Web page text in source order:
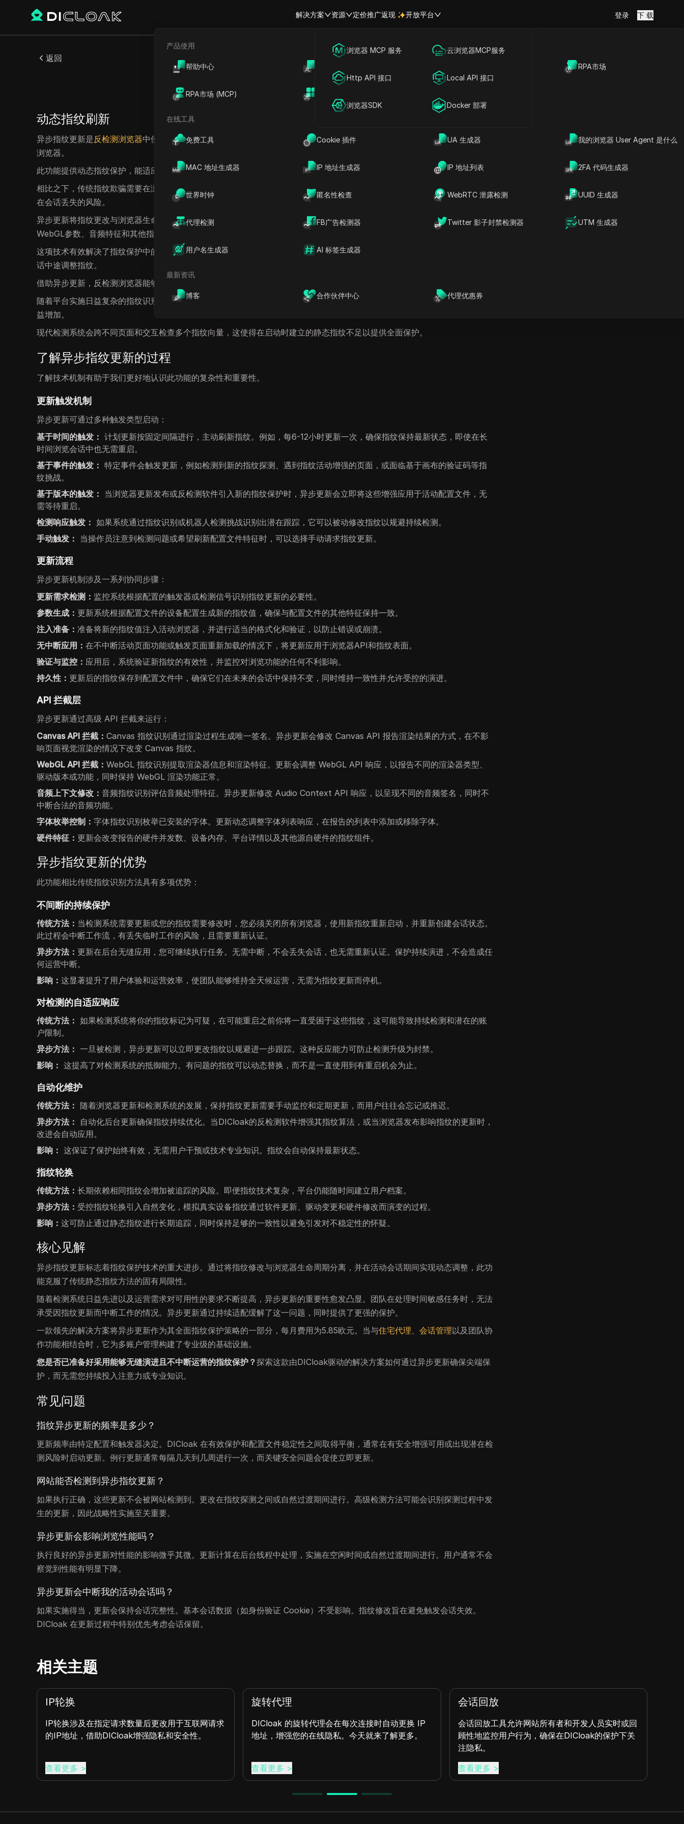
解决方案
海外社媒营销
广告投放
账号共享
资源
产品使用
帮助中心 RPA市场
RPA市场 (MCP)
在线工具
免费工具 Cookie 插件 UA 生成器 我的浏览器 User Agent 是什么
MAC 地址生成器 IP 地址生成器 IP 地址列表 2FA 代码生成器
世界时钟 匿名性检查 WebRTC 泄露检测 UUID 生成器
代理检测 FB广告检测器 Twitter 影子封禁检测器 UTM 生成器
用户名生成器 AI 标签生成器
最新资讯
博客 合作伙伴中心 代理优惠券
定价推广返现 开放平台
浏览器 MCP 服务 云浏览器MCP服务
Http API 接口 Local API 接口
浏览器SDK Docker 部署
登录 下 载
返回
异步指纹更新
动态指纹刷新
异步指纹更新是反检测浏览器中使用的一项复杂技术，可实时更改 浏览器指纹属性，而不会中断正在进行的浏览会话或需要重启
浏览器。
此功能提供动态指纹保护，能适应不断变化的检测系统、浏览器更新和操作需求，同时确保无缝的用户体验。
相比之下，传统指纹欺骗需要在浏览器启动时配置所有指纹参数，任何修改都需要完全重启浏览器，这可能会中断工作流程并存
在会话丢失的风险。
异步更新将指纹更改与浏览器生命周期分离，使反检测系统能够在网站在活动会话期间评估这些向量时，动态修改画布签名、
WebGL参数、音频特征和其他指纹元素。
这项技术有效解决了指纹保护中的一个重大挑战：检测系统不断变化，浏览器频繁更新其默认指纹，并且操作需求可能需要在会
话中途调整指纹。
借助异步更新，反检测浏览器能够在应对不断演变的威胁时保持韧性，而不会中断用户活动或需要手动调整。
随着平台实施日益复杂的指纹识别技术（这些技术在整个会话期间持续运行，而非仅在页面加载时运行），异步更新的重要性日
益增加。
现代检测系统会跨不同页面和交互检查多个指纹向量，这使得在启动时建立的静态指纹不足以提供全面保护。
了解异步指纹更新的过程
了解技术机制有助于我们更好地认识此功能的复杂性和重要性。
更新触发机制
异步更新可通过多种触发类型启动：
基于时间的触发： 计划更新按固定间隔进行，主动刷新指纹。例如，每6-12小时更新一次，确保指纹保持最新状态，即使在长
时间浏览会话中也无需重启。
基于事件的触发： 特定事件会触发更新，例如检测到新的指纹探测、遇到指纹活动增强的页面，或面临基于画布的验证码等指
纹挑战。
基于版本的触发： 当浏览器更新发布或反检测软件引入新的指纹保护时，异步更新会立即将这些增强应用于活动配置文件，无
需等待重启。
检测响应触发： 如果系统通过指纹识别或机器人检测挑战识别出潜在跟踪，它可以被动修改指纹以规避持续检测。
手动触发： 当操作员注意到检测问题或希望刷新配置文件特征时，可以选择手动请求指纹更新。
更新流程
异步更新机制涉及一系列协同步骤：
更新需求检测： 监控系统根据配置的触发器或检测信号识别指纹更新的必要性。
参数生成： 更新系统根据配置文件的设备配置生成新的指纹值，确保与配置文件的其他特征保持一致。
注入准备： 准备将新的指纹值注入活动浏览器，并进行适当的格式化和验证，以防止错误或崩溃。
无中断应用： 在不中断活动页面功能或触发页面重新加载的情况下，将更新应用于浏览器API和指纹表面。
验证与监控： 应用后，系统验证新指纹的有效性，并监控对浏览功能的任何不利影响。
持久性： 更新后的指纹保存到配置文件中，确保它们在未来的会话中保持不变，同时维持一致性并允许受控的演进。
API 拦截层
异步更新通过高级 API 拦截来运行：
Canvas API 拦截： Canvas 指纹识别通过渲染过程生成唯一签名。异步更新会修改 Canvas API 报告渲染结果的方式，在不影
响页面视觉渲染的情况下改变 Canvas 指纹。
WebGL API 拦截： WebGL 指纹识别提取渲染器信息和渲染特征。更新会调整 WebGL API 响应，以报告不同的渲染器类型、
驱动版本或功能，同时保持 WebGL 渲染功能正常。
音频上下文修改： 音频指纹识别评估音频处理特征。异步更新修改 Audio Context API 响应，以呈现不同的音频签名，同时不
中断合法的音频功能。
字体枚举控制： 字体指纹识别枚举已安装的字体。更新动态调整字体列表响应，在报告的列表中添加或移除字体。
硬件特征： 更新会改变报告的硬件并发数、设备内存、平台详情以及其他源自硬件的指纹组件。
异步指纹更新的优势
此功能相比传统指纹识别方法具有多项优势：
不间断的持续保护
传统方法： 当检测系统需要更新或您的指纹需要修改时，您必须关闭所有浏览器，使用新指纹重新启动，并重新创建会话状态。
此过程会中断工作流，有丢失临时工作的风险，且需要重新认证。
异步方法： 更新在后台无缝应用，您可继续执行任务。无需中断，不会丢失会话，也无需重新认证。保护持续演进，不会造成任
何运营中断。
影响： 这显著提升了用户体验和运营效率，使团队能够维持全天候运营，无需为指纹更新而停机。
对检测的自适应响应
传统方法： 如果检测系统将你的指纹标记为可疑，在可能重启之前你将一直受困于这些指纹，这可能导致持续检测和潜在的账
户限制。
异步方法： 一旦被检测，异步更新可以立即更改指纹以规避进一步跟踪。这种反应能力可防止检测升级为封禁。
影响： 这提高了对检测系统的抵御能力。有问题的指纹可以动态替换，而不是一直使用到有重启机会为止。
自动化维护
传统方法： 随着浏览器更新和检测系统的发展，保持指纹更新需要手动监控和定期更新，而用户往往会忘记或推迟。
异步方法：
自动化后台更新确保指纹持续优化。当DICloak的反检测软件增强其指纹算法，或当浏览器发布影响指纹的更新时，
改进会自动应用。
影响： 这保证了保护始终有效，无需用户干预或技术专业知识。指纹会自动保持最新状态。
指纹轮换
传统方法： 长期依赖相同指纹会增加被追踪的风险。即便指纹技术复杂，平台仍能随时间建立用户档案。
异步方法： 受控指纹轮换引入自然变化，模拟真实设备指纹通过软件更新、驱动变更和硬件修改而演变的过程。
影响： 这可防止通过静态指纹进行长期追踪，同时保持足够的一致性以避免引发对不稳定性的怀疑。
核心见解
异步指纹更新标志着指纹保护技术的重大进步。通过将指纹修改与浏览器生命周期分离，并在活动会话期间实现动态调整，此功
能克服了传统静态指纹方法的固有局限性。
随着检测系统日益先进以及运营需求对可用性的要求不断提高，异步更新的重要性愈发凸显。团队在处理时间敏感任务时，无法
承受因指纹更新而中断工作的情况。异步更新通过持续适配缓解了这一问题，同时提供了更强的保护。
一款领先的解决方案将异步更新作为其全面指纹保护策略的一部分，每月费用为5.85欧元。当与住宅代理、 会话管理以及团队协
作功能相结合时，它为多账户管理构建了专业级的基础设施。
您是否已准备好采用能够无缝演进且不中断运营的指纹保护？探索这款由DICloak驱动的解决方案如何通过异步更新确保尖端保
护，而无需您持续投入注意力或专业知识。
常见问题
指纹异步更新的频率是多少？
更新频率由特定配置和触发器决定。DICloak 在有效保护和配置文件稳定性之间取得平衡，通常在有安全增强可用或出现潜在检
测风险时启动更新。例行更新通常每隔几天到几周进行一次，而关键安全问题会促使立即更新。
网站能否检测到异步指纹更新？
如果执行正确，这些更新不会被网站检测到。更改在指纹探测之间或自然过渡期间进行。高级检测方法可能会识别探测过程中发
生的更新，因此战略性实施至关重要。
异步更新会影响浏览性能吗？
执行良好的异步更新对性能的影响微乎其微。更新计算在后台线程中处理，实施在空闲时间或自然过渡期间进行。用户通常不会
察觉到性能有明显下降。
异步更新会中断我的活动会话吗？
如果实施得当，更新会保持会话完整性。基本会话数据（如身份验证 Cookie）不受影响。指纹修改旨在避免触发会话失效。
DICloak 在更新过程中特别优先考虑会话保留。
常见问题
DICloak防关联指纹浏览器-防止账
号封禁，安全管理多帐号
相关主题
IP轮换涉及在指定请求数量后更改用于互联网请求
的IP地址，借助DICloak增强隐私和安全性。
DICloak 的旋转代理会在每次连接时自动更换 IP
地址，增强您的在线隐私。今天就来了解更多。
会话回放工具允许网站所有者和开发人员实时或回
顾性地监控用户行为，确保在DICloak的保护下关
数字指纹是从用
出的唯一标识符